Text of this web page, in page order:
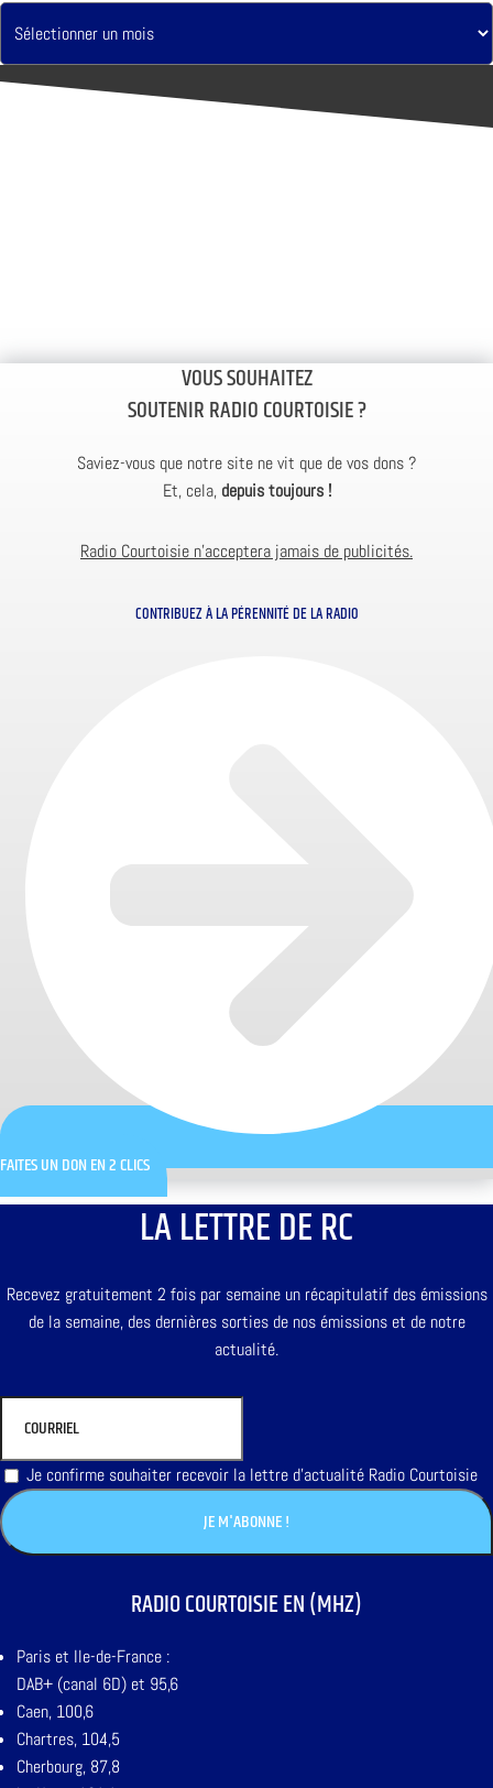
VOUS SOUHAITEZ
SOUTENIR RADIO COURTOISIE ?
Saviez-vous que notre site ne vit que de vos dons ?
Et, cela, depuis toujours !
Radio Courtoisie n’acceptera jamais de publicités.
CONTRIBUEZ À LA PÉRENNITÉ DE LA RADIO
FAITES UN DON EN 2 CLICS
LA LETTRE DE RC
Recevez gratuitement 2 fois par semaine un récapitulatif des émissions
de la semaine, des dernières sorties de nos émissions et de notre
actualité.
Je confirme souhaiter recevoir la lettre d'actualité Radio Courtoisie
RADIO COURTOISIE EN (MHZ)
Paris et Ile-de-France :
DAB+ (canal 6D) et 95,6
Caen, 100,6
Chartres, 104,5
Cherbourg, 87,8